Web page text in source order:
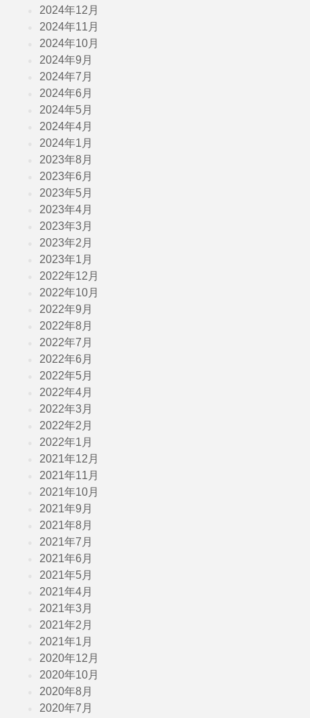
2024年12月
2024年11月
2024年10月
2024年9月
2024年7月
2024年6月
2024年5月
2024年4月
2024年1月
2023年8月
2023年6月
2023年5月
2023年4月
2023年3月
2023年2月
2023年1月
2022年12月
2022年10月
2022年9月
2022年8月
2022年7月
2022年6月
2022年5月
2022年4月
2022年3月
2022年2月
2022年1月
2021年12月
2021年11月
2021年10月
2021年9月
2021年8月
2021年7月
2021年6月
2021年5月
2021年4月
2021年3月
2021年2月
2021年1月
2020年12月
2020年10月
2020年8月
2020年7月